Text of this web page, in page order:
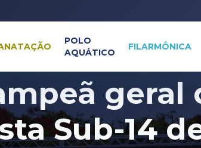
POLO
AQUÁTICO
FILARMÔNICA
Pesquisa global Notícias
geral
Sub-14